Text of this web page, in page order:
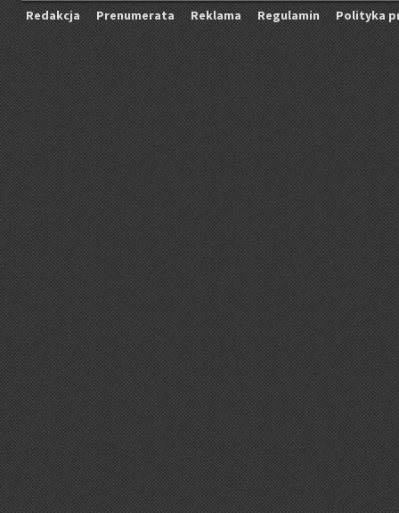
Re­dak­cja Pre­nu­me­ra­ta Re­kla­ma Re­gu­la­min Po­li­ty­ka